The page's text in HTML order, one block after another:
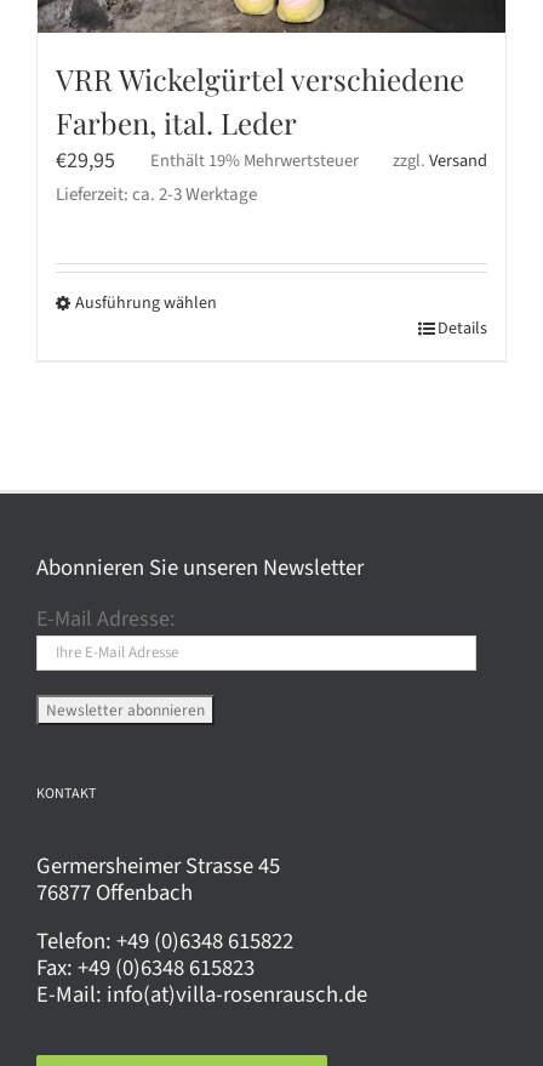
VRR Wickelgürtel verschiedene
Farben, ital. Leder
€29,95 Enthält 19% Mehrwertsteuer zzgl.Versand
Lieferzeit: ca. 2-3 Werktage
Ausführung wählen
auf.
Optionen
auf
der
Produktseite
gewählt
Details
Abonnieren Sie unseren Newsletter
E-Mail Adresse:
KONTAKT
Germersheimer Strasse 45
76877 Offenbach
Telefon:+49 (0)6348 615822
Fax:+49 (0)6348 615823
E-Mail: info(at)villa-rosenrausch.de